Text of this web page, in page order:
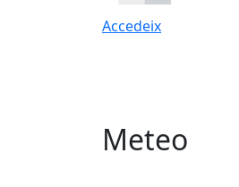
Accedeix
Meteo